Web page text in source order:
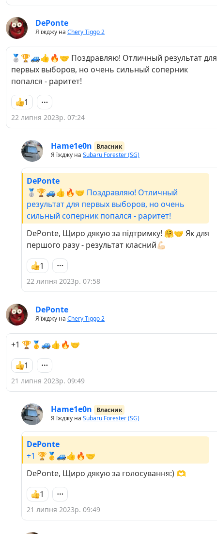
DePonte
Я їжджу на Chery Tiggo 2
🥈🏆🚙👍🔥🤝 Поздравляю! Отличный результат для
первых выборов, но очень сильный соперник
попался - раритет!
1
22 липня 2023р. 07:24
Hame1e0n
Власник
Я їжджу на Subaru Forester (SG)
DePonte
🥈🏆🚙👍🔥🤝 Поздравляю! Отличный
результат для первых выборов, но очень
сильный соперник попался - раритет!
DePonte, Щиро дякую за підтримку! 🤗🤝 Як для
першого разу - результат класний💪🏻
1
22 липня 2023р. 07:58
DePonte
Я їжджу на Chery Tiggo 2
+1 🏆🥇🚙👍🔥🤝
1
21 липня 2023р. 09:49
Hame1e0n
Власник
Я їжджу на Subaru Forester (SG)
DePonte
+1 🏆🥇🚙👍🔥🤝
DePonte, Щиро дякую за голосування:) 🫶
1
21 липня 2023р. 09:49